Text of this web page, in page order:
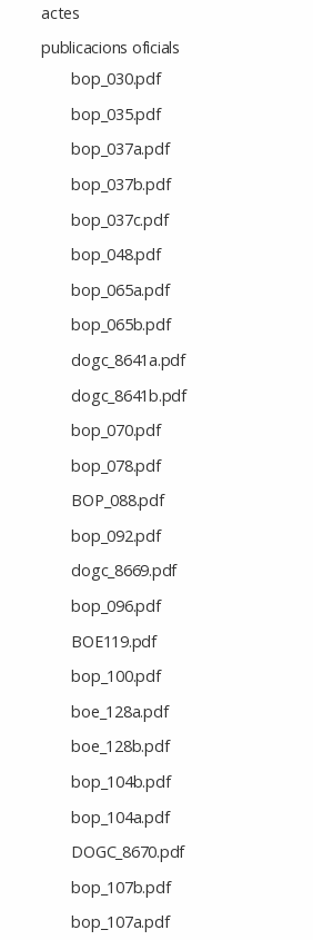
actes
publicacions oficials
bop_030.pdf
bop_035.pdf
bop_037a.pdf
bop_037b.pdf
bop_037c.pdf
bop_048.pdf
bop_065a.pdf
bop_065b.pdf
dogc_8641a.pdf
dogc_8641b.pdf
bop_070.pdf
bop_078.pdf
BOP_088.pdf
bop_092.pdf
dogc_8669.pdf
bop_096.pdf
BOE119.pdf
bop_100.pdf
boe_128a.pdf
boe_128b.pdf
bop_104b.pdf
bop_104a.pdf
DOGC_8670.pdf
bop_107b.pdf
bop_107a.pdf